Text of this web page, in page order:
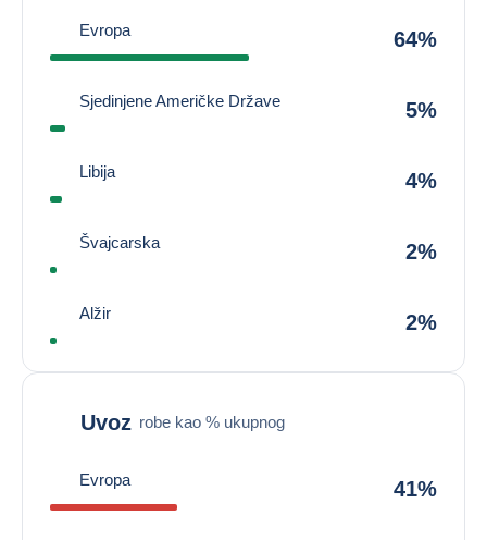
Evropa 64%
Sjedinjene Američke Države 5%
Libija 4%
Švajcarska 2%
Alžir 2%
Uvoz robe kao % ukupnog
Evropa 41%